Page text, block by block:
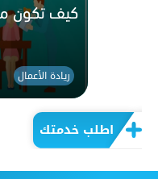
اطلب خدمتك
كيف تكون
ريادة الأعمال